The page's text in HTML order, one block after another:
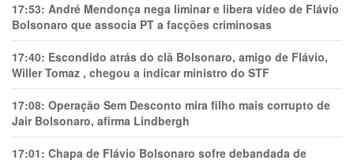
17:53: André Mendonça nega liminar e libera vídeo de Flávio
Bolsonaro que associa PT a facções criminosas
17:40: Escondido atrás do clã Bolsonaro, amigo de Flávio,
Willer Tomaz , chegou a indicar ministro do STF
17:08: Operação Sem Desconto mira filho mais corrupto de
Jair Bolsonaro, afirma Lindbergh
17:01: Chapa de Flávio Bolsonaro sofre debandada de